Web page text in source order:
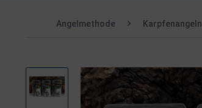
Angelmethode Karpfenangeln